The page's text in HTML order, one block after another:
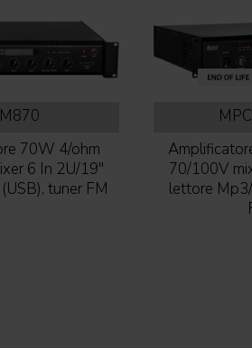
70W 4/ohm
6 In 2U/19''
tuner FM
70/100V
lettore